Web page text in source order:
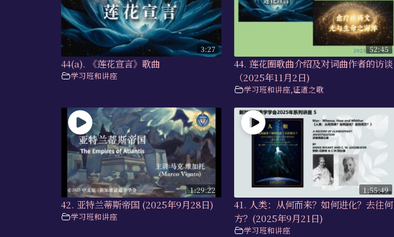
3:27
44(a). 《莲花宣言》歌曲
学习班和讲座
52:45
44. 莲花圈歌曲介绍及对词曲作者的访谈
（2025年11月2日)
学习班和讲座,证道之歌
1:29:22
42. 亚特兰蒂斯帝国 (2025年9月28日)
学习班和讲座
1:55:49
41. 人类：从何而来？如何进化？去往何
方？(2025年9月21日)
学习班和讲座